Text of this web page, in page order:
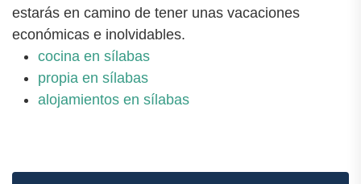
estarás en camino de tener unas vacaciones
económicas e inolvidables.
cocina en sílabas
propia en sílabas
alojamientos en sílabas